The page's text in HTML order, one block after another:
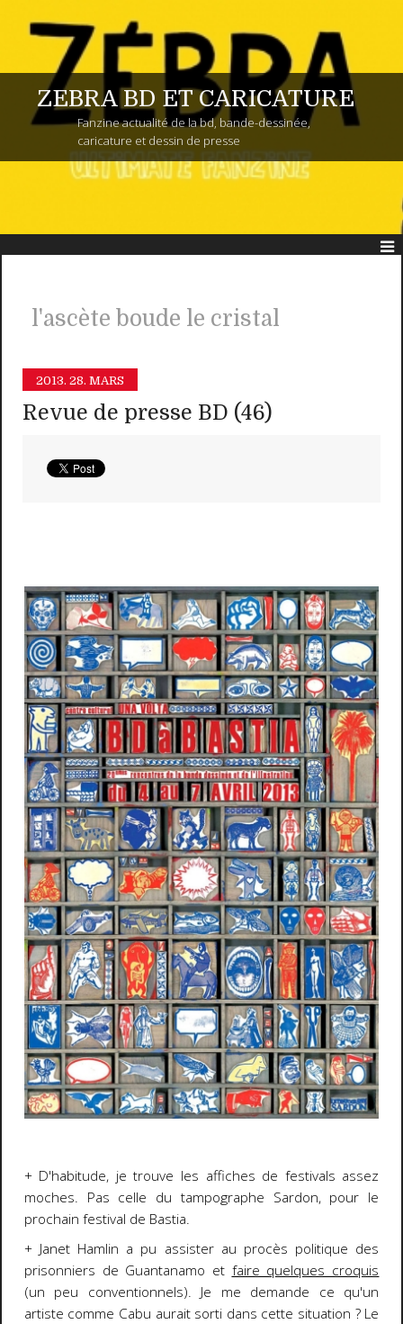
ZEBRA BD ET CARICATURE
Fanzine actualité de la bd, bande-dessinée,
caricature et dessin de presse
l'ascète boude le cristal
2013. 28. MARS
Revue de presse BD (46)
+ D'habitude, je trouve les affiches de festivals assez
moches. Pas celle du tampographe Sardon, pour le
prochain festival de Bastia.
+ Janet Hamlin a pu assister au procès politique des
prisonniers de Guantanamo et faire quelques croquis
(un peu conventionnels). Je me demande ce qu'un
artiste comme Cabu aurait sorti dans cette situation ? Le